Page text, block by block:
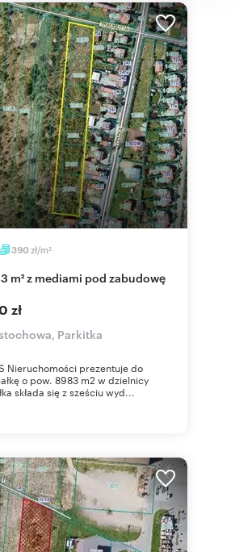
390zł/m2
zł
Parkitka
Nieruchomości prezentuje do
o pow. 8983 m2 w dzielnicy
składa się z sześciu wyd...